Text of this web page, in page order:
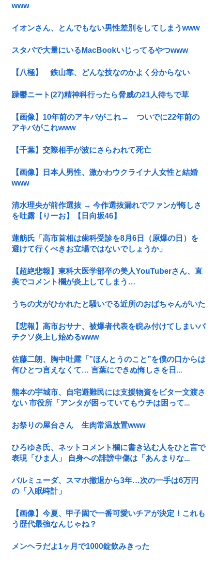
www
イオンさん、とんでもない男性差別をしてしまうwww
スタバで大量にいるMacBookいじってるやつwww
【八極】 鉄山靠、どんな技なのかよく分からない
躁鬱ニート(27)精神科行ったら脅威の21人待ちで草
【画像】10年前のアキバがこれ→ ついでに22年前の
アキバがこれwww
【千葉】交際相手が波にさらわれて死亡
【画像】日本人男性、激かわウクライナ人女性と結婚
www
清水理央が前作選抜 → 今作選抜漏れでファンが悔しさ
を吐露【りーお】【日向坂46】
蓮舫氏「高市首相は歯科受診を8月6日（原爆の日）を
避けて行くべきお立場ではないでしょうか」
【超絶悲報】東科大医学部卒の美人YouTuberさん、直
美でコメント欄が炎上してしまう…
うちの犬がひかれたと騒いでる近所のおばちゃんがいた
【悲報】高市おサナ、被爆者代表を睨み付けてしまいバ
チクソ炎上し始めるwww
佐藤二朗、胸中吐露「”ほんとうのこと”を僕の口からは
何ひとつ言えなくて… 言葉にできぬ悔しさを日...
熊本の宇城市、自宅避難民には支援物資をビタ一文渡さ
ない 市役所「アンタが困っていてもウチは困って...
お祭りの屋台さん 生肉常温放置www
ひろゆき氏、ネットコメント欄に書き込む人をひと言で
表現「ひま人」 自身への誹謗中傷は「あんまりな...
バルミューダ、スマホ撤退から3年…次の一手は6万円
の「入眠時計」
【画像】今夏、甲子園で一番可愛いチアが決定！これも
う歴代最強なんじゃね？
メンヘラだよ1ヶ月で1000錠飲みきった